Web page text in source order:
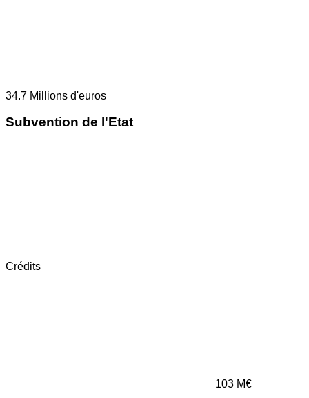
34.7 Millions d'euros
Subvention de l'Etat
Crédits
103 M€